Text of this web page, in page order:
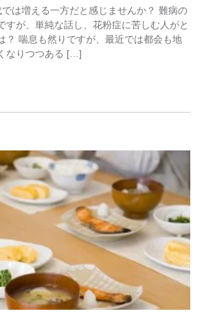
は増える一方だと感じませんか？ 難病の
すが、単純な話し、花粉症に苦しむ人がと
？ 喘息も然りですが、最近では都会も地
なりつつある […]